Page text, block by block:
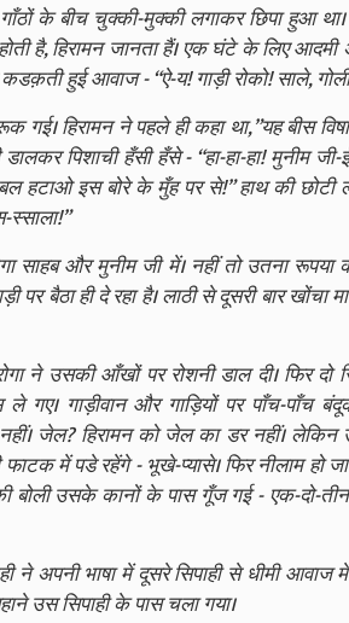
के बीच चुक्की-मुक्की लगाकर छिपा हुआ था।
है, हिरामन जानता हैं। एक घंटे के लिए
हुई आवाज - “ऐ-य! गाड़ी रोको! साले,
हिरामन ने पहले ही कहा था,”यह बीस
पिशाची हँसी हँसे - “हा-हा-हा! मुनीम जी-
हटाओ इस बोरे के मुँह पर से!” हाथ की
स्साला!”
साहब और मुनीम जी में। नहीं तो उतना रूपया
बैठा ही दे रहा है। लाठी से दूसरी बार खोंचा
ने उसकी आँखों पर रोशनी डाल दी। फिर
गए। गाड़ीवान और गाड़ियों पर पाँच-पाँच
नहीं। जेल? हिरामन को जेल का डर नहीं।
फाटक में पडे रहेंगे - भूखे-प्यासे। फिर नीलाम हो
बोली उसके कानों के पास गूँज गई - एक-दो-
ने अपनी भाषा में दूसरे सिपाही से धीमी आवाज
उस सिपाही के पास चला गया।